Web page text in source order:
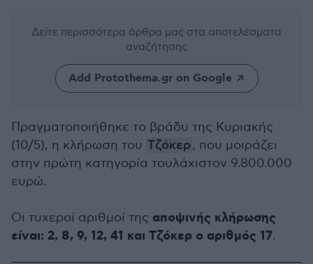
Δείτε περισσότερα άρθρα μας στα αποτελέσματα
αναζήτησης
Add Protothema.gr on Google
Πραγματοποιήθηκε το βράδυ της Κυριακής
(10/5), η κλήρωση του Τζόκερ, που μοιράζει
στην πρώτη κατηγορία τουλάχιστον 9.800.000
ευρώ.
Οι τυχεροί αριθμοί της αποψινής κλήρωσης
είναι: 2, 8, 9, 12, 41 και Τζόκερ ο αριθμός 17.